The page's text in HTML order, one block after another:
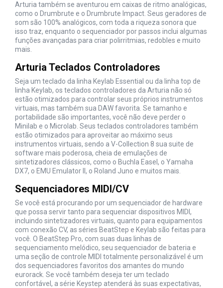
Arturia também se aventurou em caixas de ritmo analógicas,
como o Drumbrute e o Drumbrute Impact. Seus geradores de
som são 100% analógicos, com toda a riqueza sonora que
isso traz, enquanto o sequenciador por passos inclui algumas
funções avançadas para criar polirritmias, redobles e muito
mais.
Arturia Teclados Controladores
Seja um teclado da linha Keylab Essential ou da linha top de
linha Keylab, os teclados controladores da Arturia não só
estão otimizados para controlar seus próprios instrumentos
virtuais, mas também sua DAW favorita. Se tamanho e
portabilidade são importantes, você não deve perder o
Minilab e o Microlab. Seus teclados controladores também
estão otimizados para aproveitar ao máximo seus
instrumentos virtuais, sendo a V-Collection 8 sua suite de
software mais poderosa, cheia de emulações de
sintetizadores clássicos, como o Buchla Easel, o Yamaha
DX7, o EMU Emulator II, o Roland Juno e muitos mais.
Sequenciadores MIDI/CV
Se você está procurando por um sequenciador de hardware
que possa servir tanto para sequenciar dispositivos MIDI,
incluindo sintetizadores virtuais, quanto para equipamentos
com conexão CV, as séries BeatStep e Keylab são feitas para
você. O BeatStep Pro, com suas duas linhas de
sequenciamento melódico, seu sequenciador de bateria e
uma seção de controle MIDI totalmente personalizável é um
dos sequenciadores favoritos dos amantes do mundo
eurorack. Se você também deseja ter um teclado
confortável, a série Keystep atenderá às suas expectativas,